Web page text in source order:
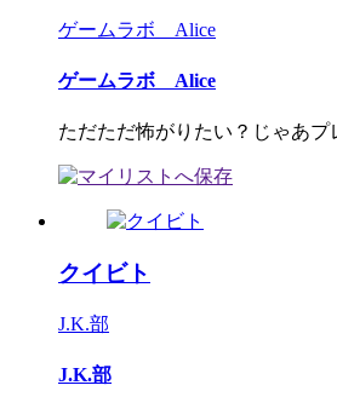
ゲームラボ Alice
ゲームラボ Alice
ただただ怖がりたい？じゃあプ
クイビト
J.K.部
J.K.部